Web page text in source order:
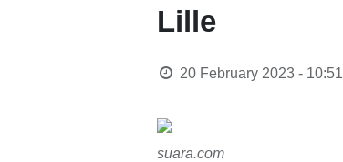
Lille
20 February 2023 - 10:51
suara.com